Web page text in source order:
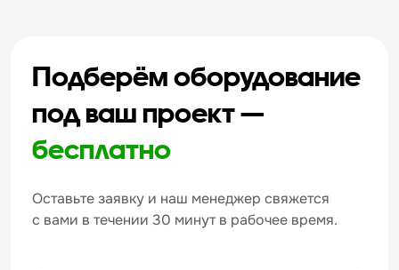
Подберём оборудование
под ваш проект —
бесплатно
Оставьте заявку и наш менеджер свяжется
с вами в течении 30 минут в рабочее время.